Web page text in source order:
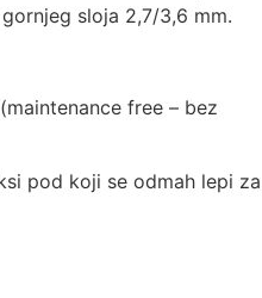
sloja 2,7/3,6 mm.
free – bez
pod koji se odmah lepi za